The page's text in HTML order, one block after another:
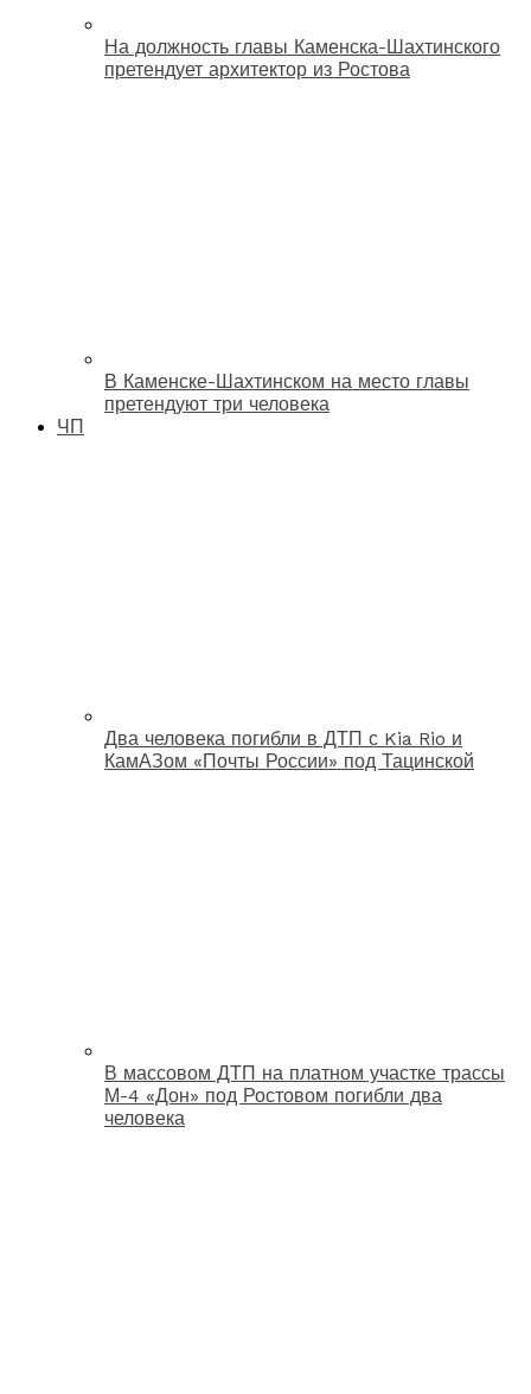
На должность главы Каменска-Шахтинского
претендует архитектор из Ростова
В Каменске-Шахтинском на место главы
претендуют три человека
ЧП
Два человека погибли в ДТП с Kia Rio и
КамАЗом «Почты России» под Тацинской
В массовом ДТП на платном участке трассы
М-4 «Дон» под Ростовом погибли два
человека